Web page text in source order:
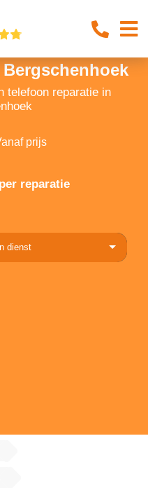
telefoon reparatie in
prijs
reparatie
dienst